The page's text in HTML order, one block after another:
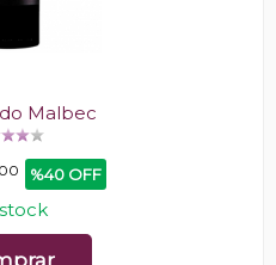
Malbec
00 %40 OFF